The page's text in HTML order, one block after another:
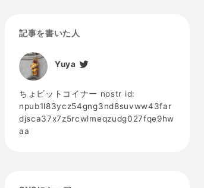
記事を書いた人
Yuya
ちょビットコイナー nostr id:
npub1l83ycz54gng3nd8suvww43far
djsca37x7z5rcwlmeqzudg027fqe9hw
aa